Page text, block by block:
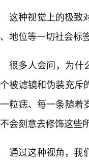
这种视觉上的极致
地位等一切社会标
很多人会问，为什
被滤镜和伪装充斥
粒痣、每一条随着
会刻意去修饰这些
通过这种视角，我